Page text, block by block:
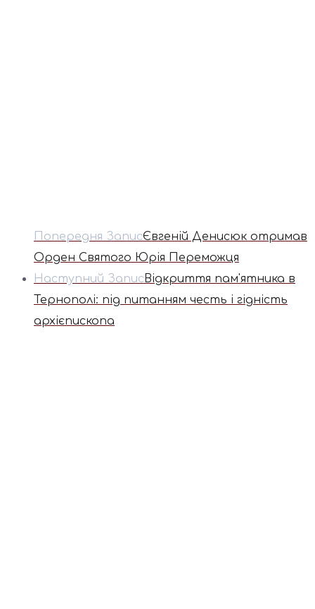
Попередня ЗаписЄвгеній Денисюк отримав
Орден Святого Юрія Переможця
Наступний Запис Відкриття пам'ятника в
Тернополі: під питанням честь і гідність
архієпископа